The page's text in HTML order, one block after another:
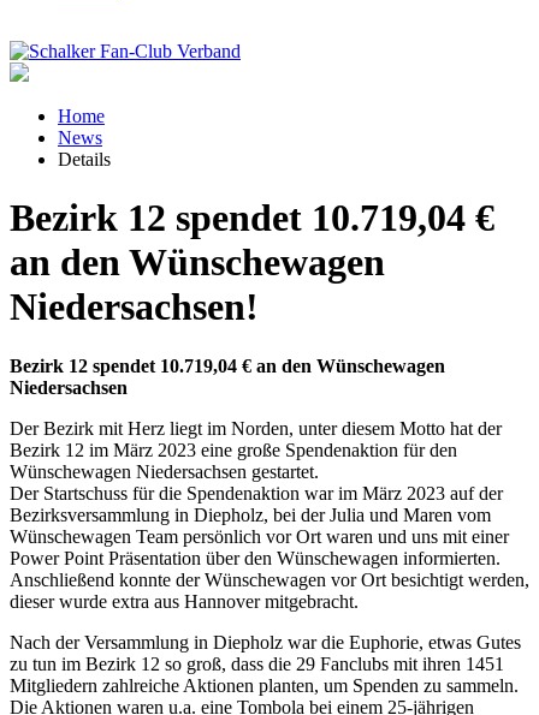
Home
News
Details
Bezirk 12 spendet 10.719,04 €
an den Wünschewagen
Niedersachsen!
Bezirk 12 spendet 10.719,04 € an den Wünschewagen
Niedersachsen
Der Bezirk mit Herz liegt im Norden, unter diesem Motto hat der
Bezirk 12 im März 2023 eine große Spendenaktion für den
Wünschewagen Niedersachsen gestartet.
Der Startschuss für die Spendenaktion war im März 2023 auf der
Bezirksversammlung in Diepholz, bei der Julia und Maren vom
Wünschewagen Team persönlich vor Ort waren und uns mit einer
Power Point Präsentation über den Wünschewagen informierten.
Anschließend konnte der Wünschewagen vor Ort besichtigt werden,
dieser wurde extra aus Hannover mitgebracht.
Nach der Versammlung in Diepholz war die Euphorie, etwas Gutes
zu tun im Bezirk 12 so groß, dass die 29 Fanclubs mit ihren 1451
Mitgliedern zahlreiche Aktionen planten, um Spenden zu sammeln.
Die Aktionen waren u.a. eine Tombola bei einem 25-jährigen